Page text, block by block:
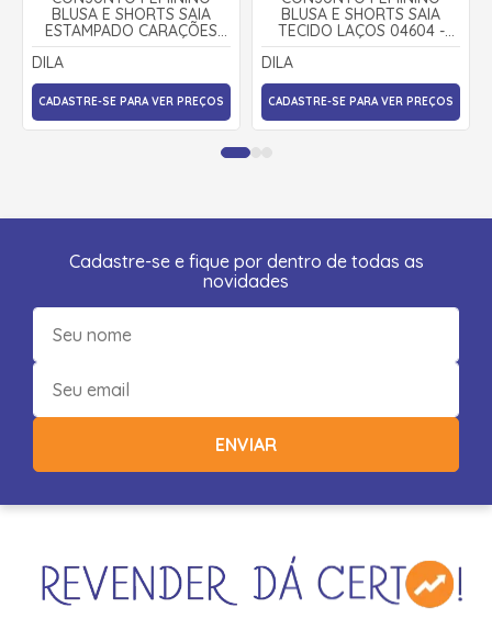
BLUSA E SHORTS SAIA
ESTAMPADO CARAÇÕES
04075 - DILA
DILA
CADASTRE-SE PARA VER PREÇOS
BLUSA E SHORTS SAIA
TECIDO LAÇOS 04604 -
DILA
DILA
CADASTRE-SE PARA VER PREÇOS
Cadastre-se e fique por dentro de todas as
novidades
ENVIAR